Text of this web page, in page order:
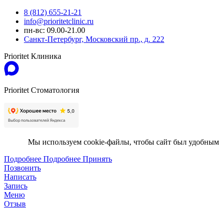
8 (812) 655-21-21
info@prioritetclinic.ru
пн-вс: 09.00-21.00
Санкт-Петербург, Московский пр., д. 222
Prioritet Клиника
Prioritet Стоматология
Мы используем cookie-файлы, чтобы сайт был удобным
Подробнее Подробнее Принять
Позвонить
Написать
Запись
Меню
Отзыв